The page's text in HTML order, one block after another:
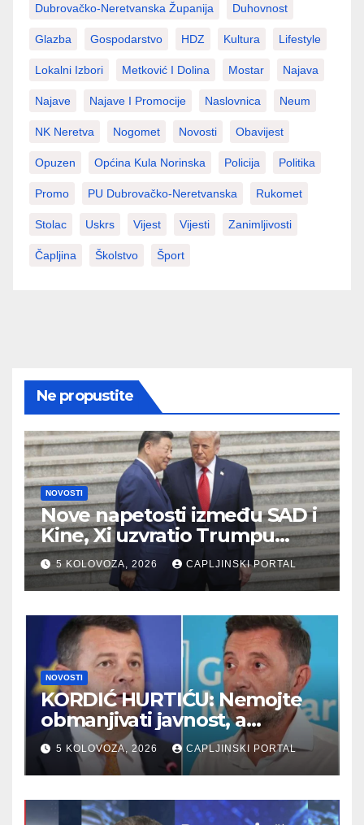
Dubrovačko-Neretvanska Županija Duhovnost
Glazba Gospodarstvo HDZ Kultura Lifestyle
Lokalni Izbori Metković I Dolina Mostar Najava
Najave Najave I Promocije Naslovnica Neum
NK Neretva Nogomet Novosti Obavijest
Opuzen Općina Kula Norinska Policija Politika
Promo PU Dubrovačko-Neretvanska Rukomet
Stolac Uskrs Vijest Vijesti Zanimljivosti
Čapljina Školstvo Šport
Ne propustite
NOVOSTI
Nove napetosti između SAD i
Kine, Xi uzvratio Trumpu
novim sankcijama
5 KOLOVOZA, 2026 CAPLJINSKI PORTAL
NOVOSTI
KORDIĆ HURTIĆU: Nemojte
obmanjivati javnost, a
posebno bivše djelatnike
“Komunalnog”
5 KOLOVOZA, 2026 CAPLJINSKI PORTAL